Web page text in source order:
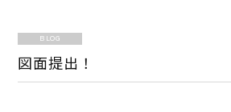
BLOG
図面提出！